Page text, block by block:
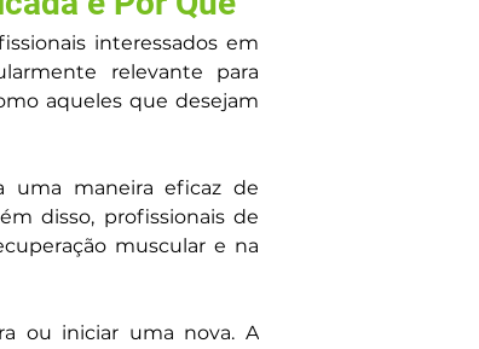
interessados em
relevante para
aqueles que desejam
uma maneira eficaz de
disso, profissionais de
muscular e na
ou iniciar uma nova. A